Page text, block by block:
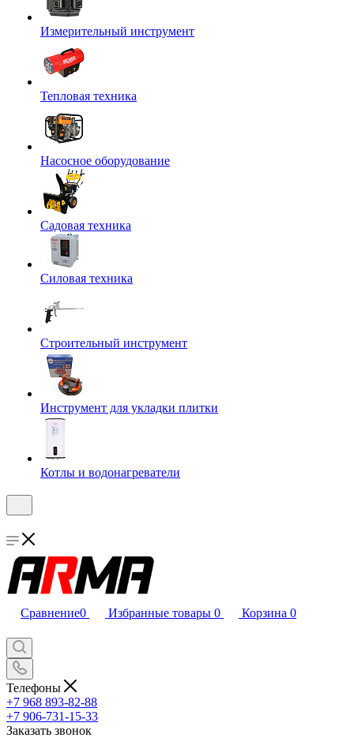
Измерительный инструмент
Тепловая техника
Насосное оборудование
Садовая техника
Силовая техника
Строительный инструмент
Инструмент для укладки плитки
Котлы и водонагреватели
Сравнение0 Избранные товары 0 Корзина 0
Телефоны
+7 968 893-82-88
+7 906-731-15-33
Заказать звонок